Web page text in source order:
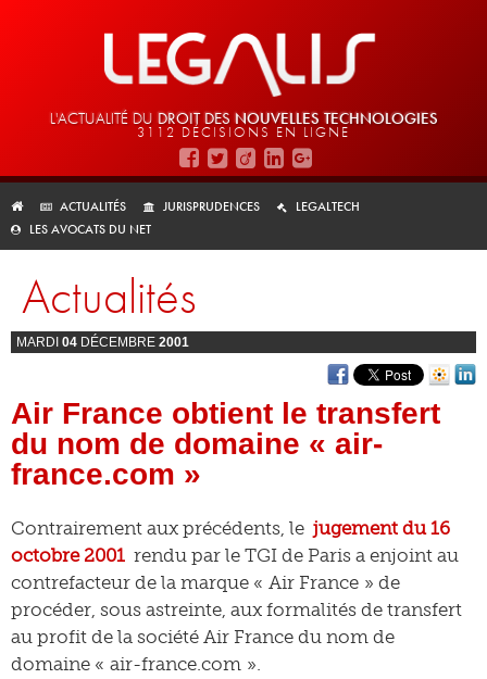
L'ACTUALITÉ DU DROIT DES NOUVELLES TECHNOLOGIES
3112 DÉCISIONS EN LIGNE
ACTUALITÉS JURISPRUDENCES
LEGALTECH
LES AVOCATS DU NET
Actualités
MARDI 04 DÉCEMBRE 2001
Air France obtient le transfert
du nom de domaine « air-
france.com »
Contrairement aux précédents, le jugement du 16
octobre 2001 rendu par le TGI de Paris a enjoint au
contrefacteur de la marque « Air France » de
procéder, sous astreinte, aux formalités de transfert
au profit de la société Air France du nom de
domaine « air-france.com ».